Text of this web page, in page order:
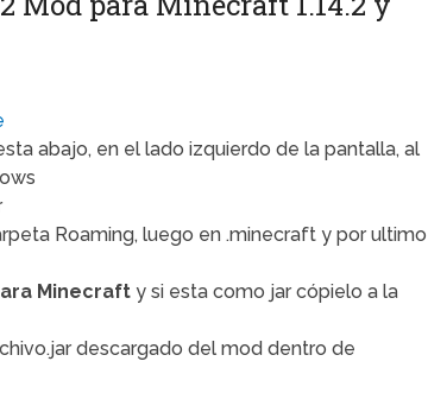
abajo, en el lado izquierdo de la pantalla, al
Roaming, luego en .minecraft y por ultimo
Minecraft y si esta como jar cópielo a la
descargado del mod dentro de